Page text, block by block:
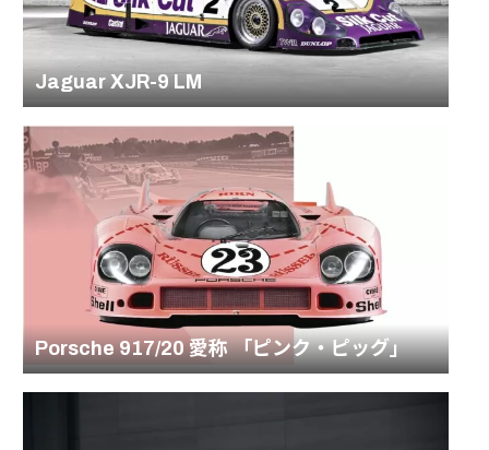
Jaguar XJR-9 LM
Porsche 917/20 愛称 「ピンク・ピッグ」